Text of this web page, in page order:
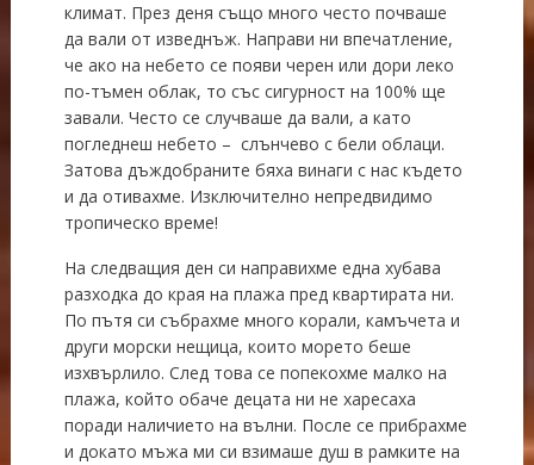
климат. През деня също много често почваше
да вали от изведнъж. Направи ни впечатление,
че ако на небето се появи черен или дори леко
по-тъмен облак, то със сигурност на 100% ще
завали. Често се случваше да вали, а като
погледнеш небето – слънчево с бели облаци.
Затова дъждобраните бяха винаги с нас където
и да отивахме. Изключително непредвидимо
тропическо време!
На следващия ден си направихме една хубава
разходка до края на плажа пред квартирата ни.
По пътя си събрахме много корали, камъчета и
други морски нещица, които морето беше
изхвърлило. След това се попекохме малко на
плажа, който обаче децата ни не харесаха
поради наличието на вълни. После се прибрахме
и докато мъжа ми си взимаше душ в рамките на